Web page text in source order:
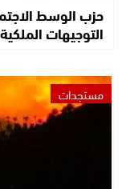
حزب الوسط
التوجيهات
مستجدات